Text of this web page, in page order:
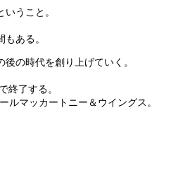
うこと。
ある。
の時代を創り上げていく。
終了する。
ルマッカートニー＆ウイングス。